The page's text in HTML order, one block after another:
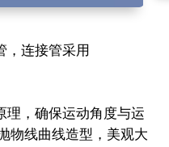
，连接管采用
理，确保运动角度与运
物线曲线造型，美观大